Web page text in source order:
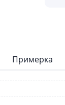
Примерка